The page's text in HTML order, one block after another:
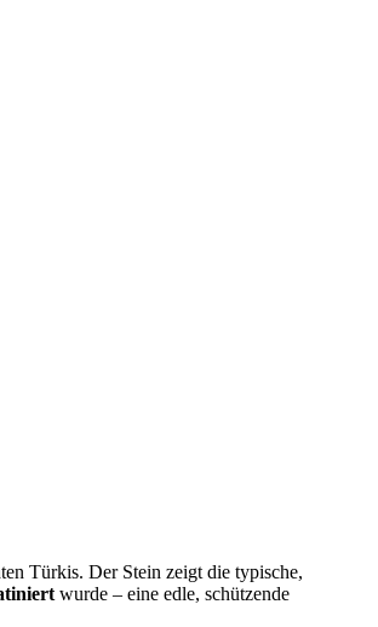
Türkis. Der Stein zeigt die typische,
wurde – eine edle, schützende